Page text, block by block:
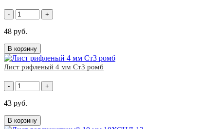
- +
48 руб.
В корзину
Лист рифленый 4 мм Ст3 ромб
- +
43 руб.
В корзину